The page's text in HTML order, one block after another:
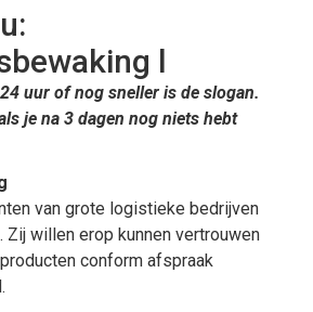
l
uur of nog sneller is de slogan.
je na 3 dagen nog niets hebt
van grote logistieke bedrijven
Zij willen erop kunnen vertrouwen
conform afspraak